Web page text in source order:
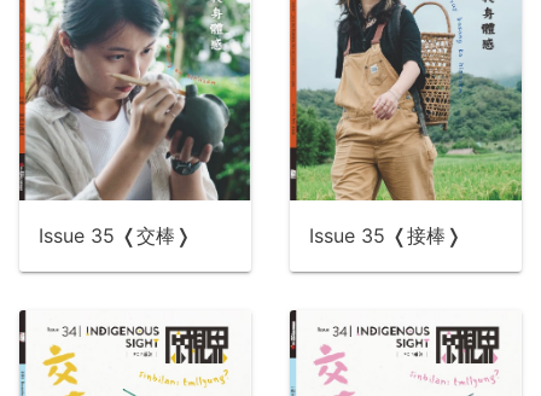
Issue 35 ❬交棒❭ Issue 35 ❬接棒❭